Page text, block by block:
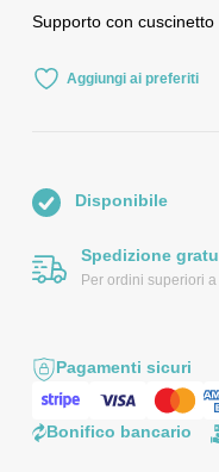
Supporto con
Aggiungi ai preferiti
Disponibile
Spedizione
Per ordini superiori
Pagamenti sicuri
Bonifico bancario